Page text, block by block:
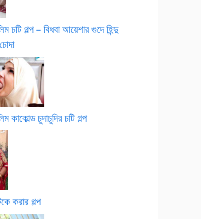
চটি গল্প – বিধবা আয়েশার গুদে হিন্দু
কাকোল্ড চুদাচুদির চটি গল্প
করার গল্প